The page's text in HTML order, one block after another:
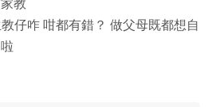
教
仔咋 咁都有錯？ 做父母既都想自